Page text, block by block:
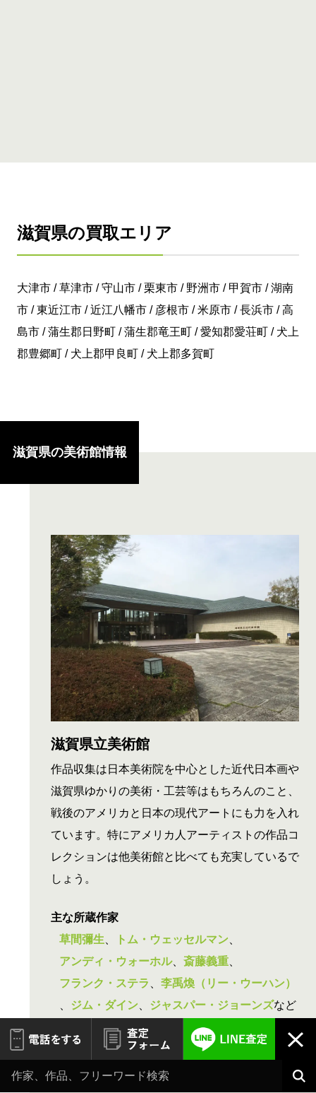
滋賀県の買取エリア
大津市 / 草津市 / 守山市 / 栗東市 / 野洲市 / 甲賀市 / 湖南
市 / 東近江市 / 近江八幡市 / 彦根市 / 米原市 / 長浜市 / 高
島市 / 蒲生郡日野町 / 蒲生郡竜王町 / 愛知郡愛荘町 / 犬上
郡豊郷町 / 犬上郡甲良町 / 犬上郡多賀町
滋賀県の美術館情報
滋賀県立美術館
作品収集は日本美術院を中心とした近代日本画や
滋賀県ゆかりの美術・工芸等はもちろんのこと、
戦後のアメリカと日本の現代アートにも力を入れ
ています。特にアメリカ人アーティストの作品コ
レクションは他美術館と比べても充実しているで
しょう。
主な所蔵作家
草間彌生
トム・ウェッセルマン、
アンディ・ウォーホル、 斎藤義重、
フランク・ステラ
李禹煥（リー・ウーハン）
ジム・ダイン、 ジャスパー・ジョーンズなど
住所